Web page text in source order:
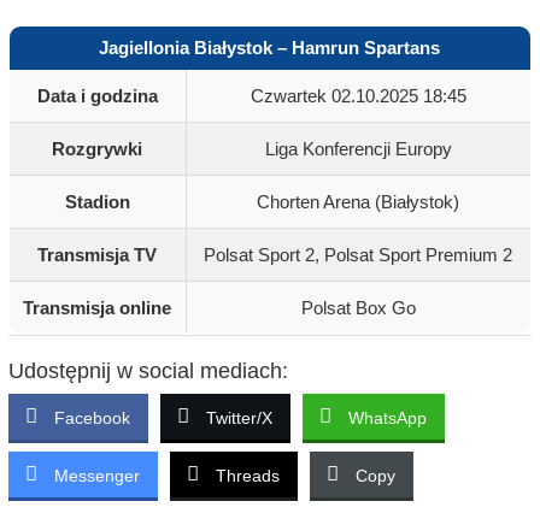
Jagiellonia Białystok – Hamrun Spartans
Data i godzina Czwartek 02.10.2025 18:45
Rozgrywki Liga Konferencji Europy
Stadion Chorten Arena (Białystok)
Transmisja TV Polsat Sport 2, Polsat Sport Premium 2
Transmisja online Polsat Box Go
Udostępnij w social mediach:
Facebook Twitter/X WhatsApp
Messenger Threads Copy